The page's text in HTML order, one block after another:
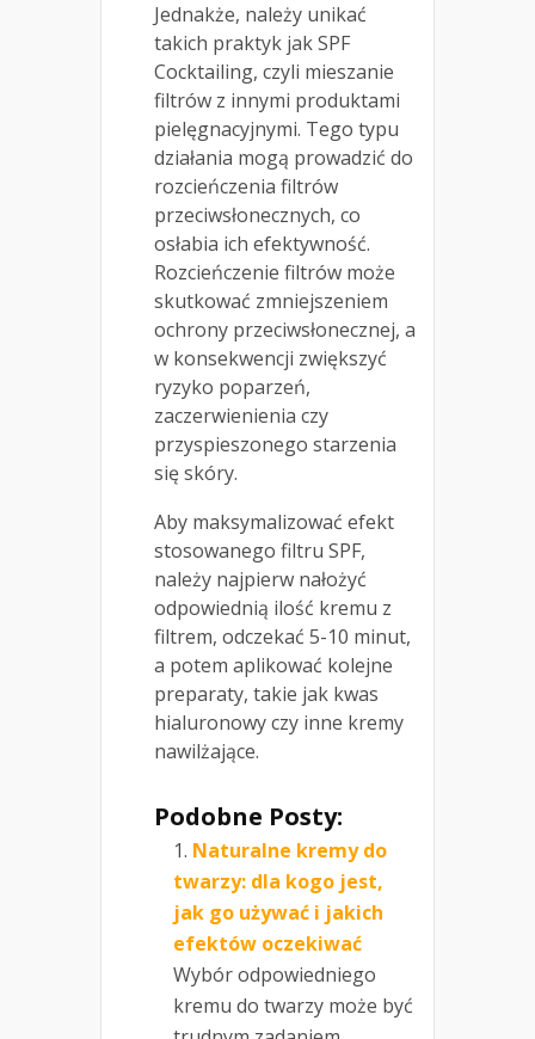
Jednakże, należy unikać
takich praktyk jak SPF
Cocktailing, czyli mieszanie
filtrów z innymi produktami
pielęgnacyjnymi. Tego typu
działania mogą prowadzić do
rozcieńczenia filtrów
przeciwsłonecznych, co
osłabia ich efektywność.
Rozcieńczenie filtrów może
skutkować zmniejszeniem
ochrony przeciwsłonecznej, a
w konsekwencji zwiększyć
ryzyko poparzeń,
zaczerwienienia czy
przyspieszonego starzenia
się skóry.
Aby maksymalizować efekt
stosowanego filtru SPF,
należy najpierw nałożyć
odpowiednią ilość kremu z
filtrem, odczekać 5-10 minut,
a potem aplikować kolejne
preparaty, takie jak kwas
hialuronowy czy inne kremy
nawilżające.
Podobne Posty:
Naturalne kremy do
twarzy: dla kogo jest,
jak go używać i jakich
efektów oczekiwać
Wybór odpowiedniego
kremu do twarzy może być